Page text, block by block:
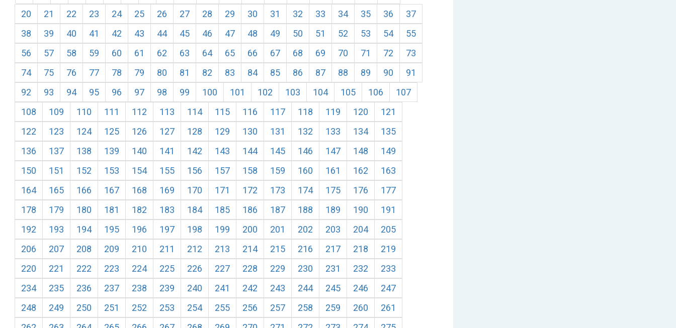
20
21 22 23 24 25 26 27 28 29 30 31 32 33 34 35 36
37
38
39 40 41 42 43 44 45 46 47 48 49 50 51 52 53 54
55
56
57 58 59 60 61 62 63 64 65 66 67 68 69 70 71 72
73
74
75 76 77 78 79 80 81 82 83 84 85 86 87 88 89 90
91
92
93 94 95 96 97 98 99 100 101 102 103 104 105 106
107
108
109 110 111 112 113 114 115 116 117 118 119 120
121
122
123 124 125 126 127 128 129 130 131 132 133 134
135
136
137 138 139 140 141 142 143 144 145 146 147 148
149
150
151 152 153 154 155 156 157 158 159 160 161 162
163
164
165 166 167 168 169 170 171 172 173 174 175 176
177
178
179 180 181 182 183 184 185 186 187 188 189 190
191
192
193 194 195 196 197 198 199 200 201 202 203 204
205
206
207 208 209 210 211 212 213 214 215 216 217 218
219
220
221 222 223 224 225 226 227 228 229 230 231 232
233
234
235 236 237 238 239 240 241 242 243 244 245 246
247
248
249 250 251 252 253 254 255 256 257 258 259 260
261